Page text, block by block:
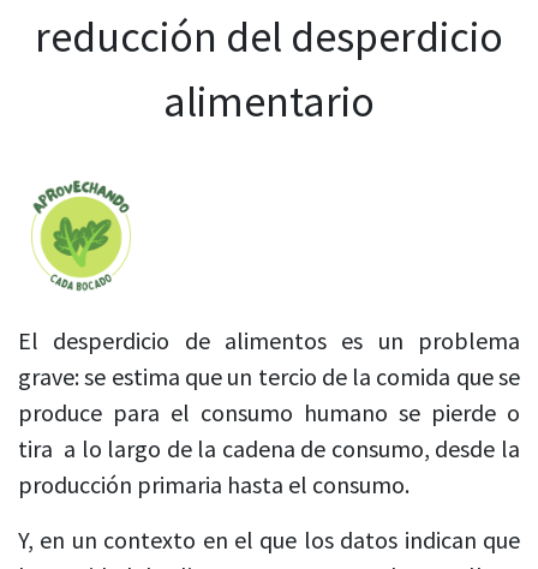
reducción del desperdicio
alimentario
El desperdicio de alimentos es un problema
grave: se estima que un tercio de la comida que se
produce para el consumo humano se pierde o
tira a lo largo de la cadena de consumo, desde la
producción primaria hasta el consumo.
Y, en un contexto en el que los datos indican que